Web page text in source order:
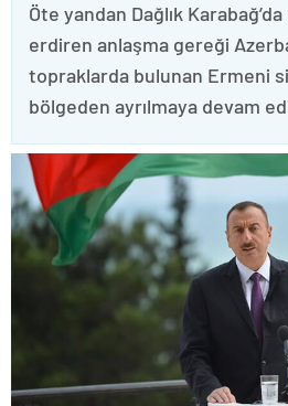
Öte yandan Dağlık
erdiren anlaşma gereği
topraklarda bulunan Ermeni
bölgeden ayrılmaya devam